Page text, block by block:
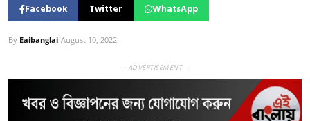
Facebook Twitter WhatsApp
By Eaibanglai-August 10, 2022
— ADVERTISEMENT —